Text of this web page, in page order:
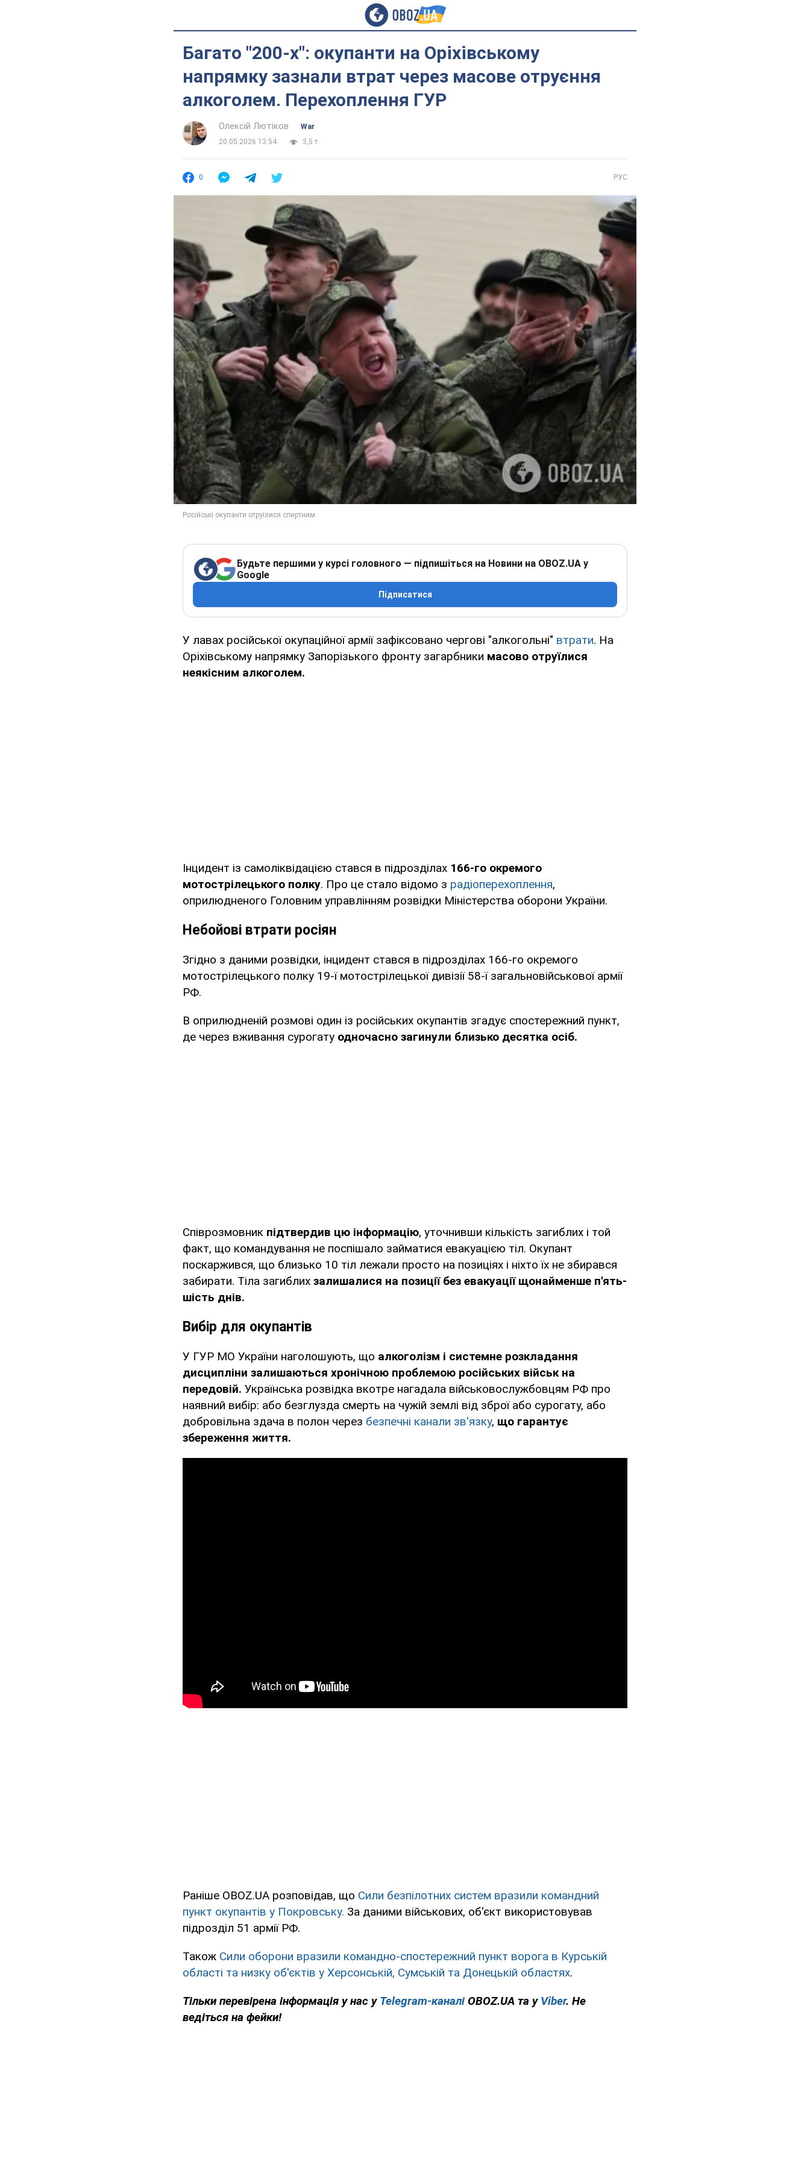
Багато "200-х": окупанти на Оріхівському
напрямку зазнали втрат через масове отруєння
алкоголем. Перехоплення ГУР
Олексій Лютіков
War
20.05.2026 13:54
3,5 т.
0 РУС
Будьте першими у курсі головного — підпишіться на Новини на OBOZ.UA у
Google
Підписатися
У лавах російської окупаційної армії зафіксовано чергові "алкогольні" втрати. На
Оріхівському напрямку Запорізького фронту загарбники масово отруїлися
неякісним алкоголем.
Інцидент із самоліквідацією стався в підрозділах 166-го окремого
мотострілецького полку. Про це стало відомо з радіоперехоплення,
оприлюдненого Головним управлінням розвідки Міністерства оборони України.
Небойові втрати росіян
Згідно з даними розвідки, інцидент стався в підрозділах 166-го окремого
мотострілецького полку 19-ї мотострілецької дивізії 58-ї загальновійськової армії
РФ.
В оприлюдненій розмові один із російських окупантів згадує спостережний пункт,
де через вживання сурогату одночасно загинули близько десятка осіб.
Співрозмовник підтвердив цю інформацію, уточнивши кількість загиблих і той
факт, що командування не поспішало займатися евакуацією тіл. Окупант
поскаржився, що близько 10 тіл лежали просто на позиціях і ніхто їх не збирався
забирати. Тіла загиблих залишалися на позиції без евакуації щонайменше п'ять-
шість днів.
Вибір для окупантів
У ГУР МО України наголошують, що алкоголізм і системне розкладання
дисципліни залишаються хронічною проблемою російських військ на
передовій. Українська розвідка вкотре нагадала військовослужбовцям РФ про
наявний вибір: або безглузда смерть на чужій землі від зброї або сурогату, або
добровільна здача в полон через безпечні канали зв'язку, що гарантує
збереження життя.
Раніше OBOZ.UA розповідав, що Сили безпілотних систем вразили командний
пункт окупантів у Покровську. За даними військових, об'єкт використовував
підрозділ 51 армії РФ.
Також Сили оборони вразили командно-спостережний пункт ворога в Курській
області та низку об'єктів у Херсонській, Сумській та Донецькій областях.
Тільки перевірена інформація у нас у Telegram-каналі OBOZ.UA та у Viber. Не
ведіться на фейки!